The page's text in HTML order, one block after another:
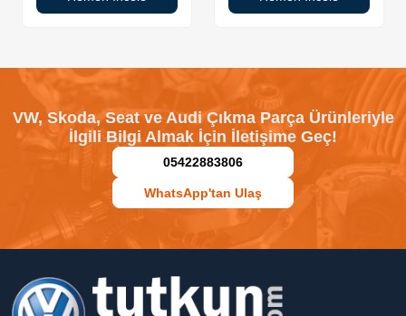
VW, Skoda, Seat ve Audi Çıkma Parça Ürünleriyle
İlgili Bilgi Almak İçin İletişime Geç!
05422883806
WhatsApp'tan Ulaş